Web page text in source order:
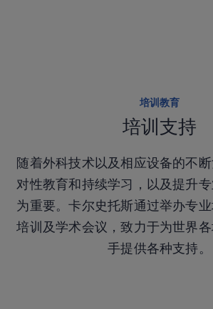
重点产品
NEW
培训教育
培训支持
随着外科技术以及相应设备的不
对性教育和持续学习，以及提升
为重要。卡尔史托斯通过举办专
培训及学术会议，致力于为世界
手提供各种支持。